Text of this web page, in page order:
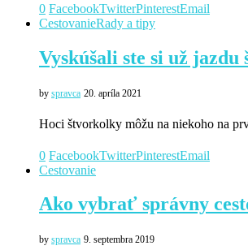
0 FacebookTwitterPinterestEmail
CestovanieRady a tipy
Vyskúšali ste si už
by spravca 20. apríla 2021
Hoci štvorkolky môžu na niekoho na
0 FacebookTwitterPinterestEmail
Cestovanie
Ako vybrať správny
by spravca 9. septembra 2019